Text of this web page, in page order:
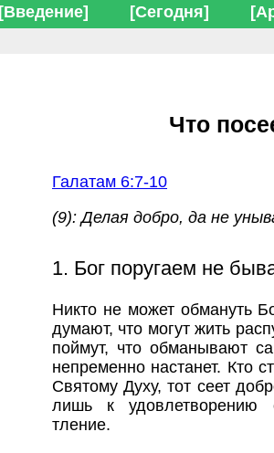
[Введение] [Сегодня]
Что
Галатам 6:7-10
(9): Делая добро, да не
1. Бог поругаем не
Никто не может обмануть
думают, что могут жить
поймут, что обманывают
непременно настанет. Кто
Святому Духу, тот сеет
лишь к удовлетворению
тление.